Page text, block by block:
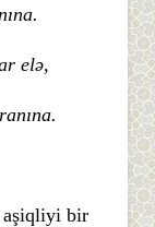
elə,
aşiqliyi bir